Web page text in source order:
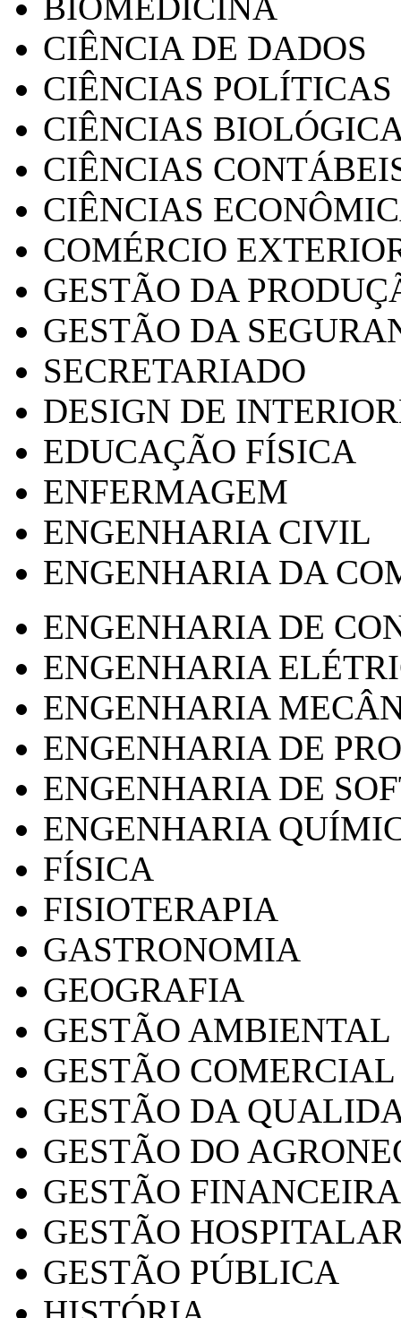
CIÊNCIA DE DADOS
CIÊNCIAS POLÍTICAS
CIÊNCIAS
CIÊNCIAS
CIÊNCIAS
COMÉRCIO
GESTÃO DA
GESTÃO DA
SECRETARIADO
DESIGN DE
EDUCAÇÃO FÍSICA
ENFERMAGEM
ENGENHARIA CIVIL
ENGENHARIA DA
ENGENHARIA DE
ENGENHARIA
ENGENHARIA
ENGENHARIA DE
ENGENHARIA DE
ENGENHARIA
FÍSICA
FISIOTERAPIA
GASTRONOMIA
GEOGRAFIA
GESTÃO AMBIENTAL
GESTÃO COMERCIAL
GESTÃO DA
GESTÃO DO
GESTÃO FINANCEIRA
GESTÃO
GESTÃO PÚBLICA